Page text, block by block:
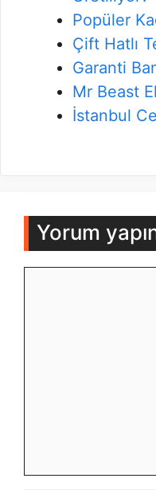
Popüler
Çift Hatlı
Garanti
Mr Beast
İstanbul
Yorum